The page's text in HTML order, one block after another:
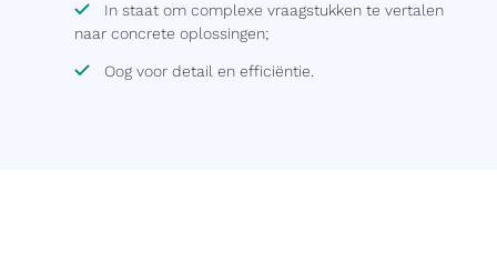
In staat om complexe vraagstukken te vertalen
naar concrete oplossingen;
Oog voor detail en efficiëntie.